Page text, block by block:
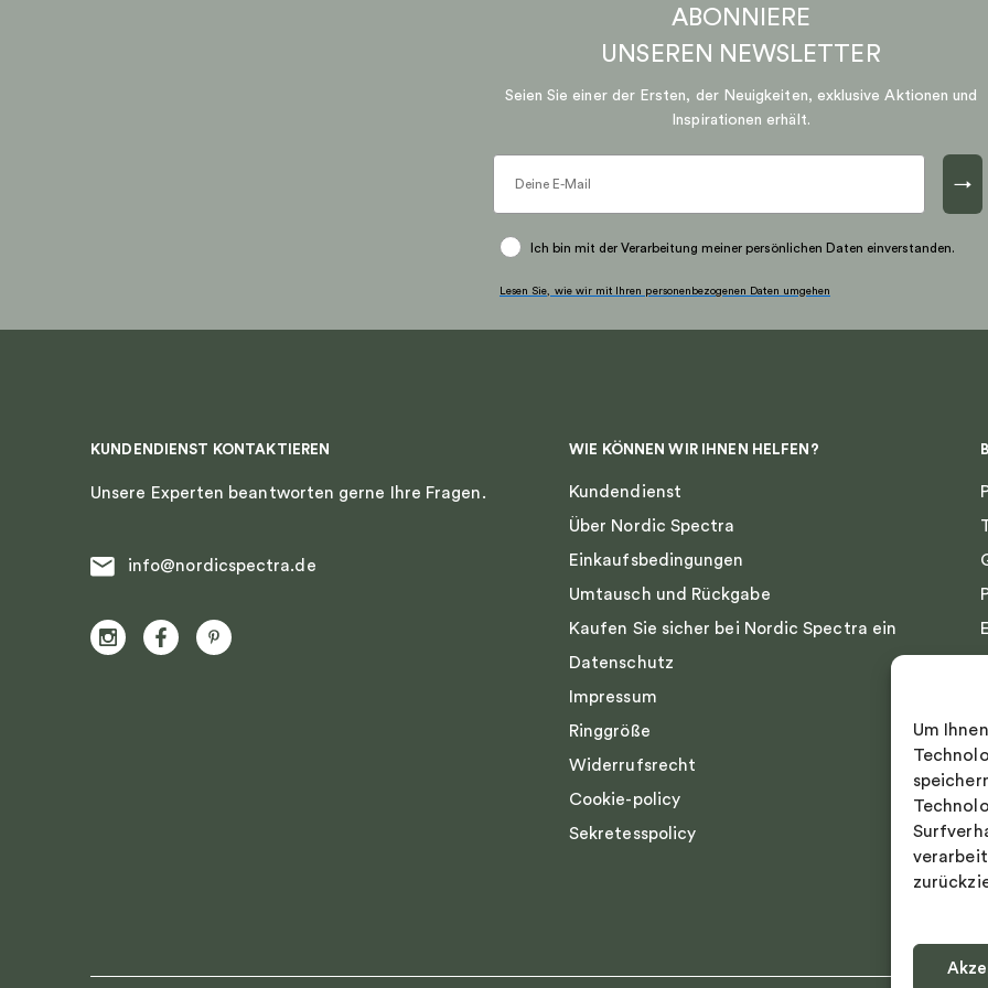
Um
ABONNIERE
UNSEREN NEWSLETTER
Seien Sie einer der Ersten, der Neuigkeiten, exklusive Aktionen und
Inspirationen erhält.
→
Ich bin mit der Verarbeitung meiner persönlichen Daten einverstanden.
Lesen Sie, wie wir mit Ihren personenbezogenen Daten umgehen
KUNDENDIENST KONTAKTIEREN
Unsere Experten beantworten gerne Ihre Fragen.
info@nordicspectra.de
WIE KÖNNEN WIR IHNEN HELFEN?
Kundendienst
Über Nordic Spectra
Einkaufsbedingungen
Umtausch und Rückgabe
Kaufen Sie sicher bei Nordic Spectra ein
Datenschutz
Impressum
Ringgröße
Widerrufsrecht
Cookie-policy
Sekretesspolicy